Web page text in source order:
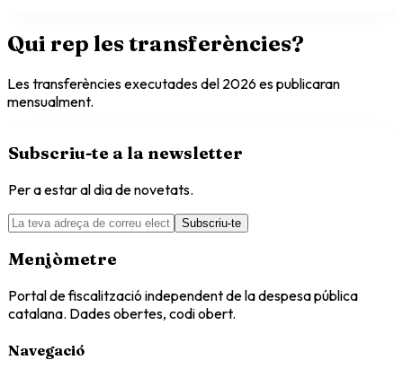
Qui rep les transferències?
Les transferències executades del 2026es publicaran
mensualment.
Subscriu-te a la newsletter
Per a estar al dia de novetats.
Subscriu-te
Menjòmetre
Portal de fiscalització independent de la despesa pública
catalana. Dades obertes, codi obert.
Navegació